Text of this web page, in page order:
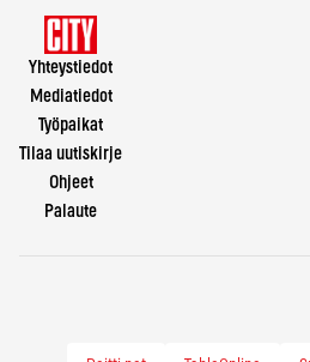
Yhteystiedot
Mediatiedot
Työpaikat
Tilaa uutiskirje
Ohjeet
Palaute